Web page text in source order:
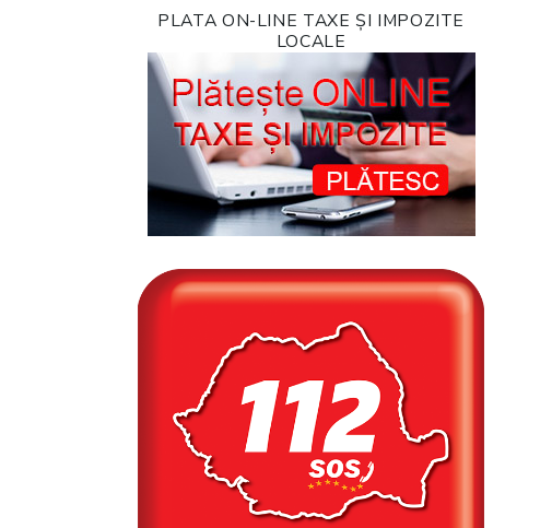
PLATA ON-LINE TAXE ȘI IMPOZITE
LOCALE